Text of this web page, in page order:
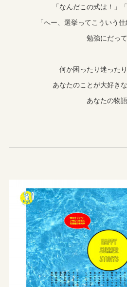
「なんだこの式は！」
「へー、選挙ってこういう
勉強にだっ
何か困ったり迷った
あなたのことが大好き
あなたの物